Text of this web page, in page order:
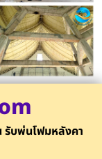
รับพ่นโฟมหลังคา